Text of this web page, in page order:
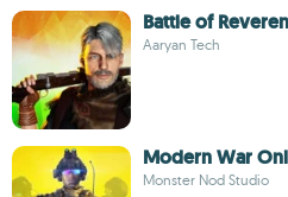
Battle of
Aaryan Tech
Modern War
Monster Nod Studio